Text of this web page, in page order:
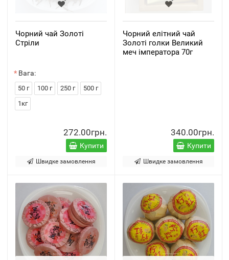
Чорний чай Золоті
Стріли
Вага:
50 г 100 г 250 г
500 г
1кг
272.00грн.
Купити
Швидке замовлення
Чорний елітний чай
Золоті голки Великий
меч імператора 70г
340.00грн.
Купити
Швидке замовлення